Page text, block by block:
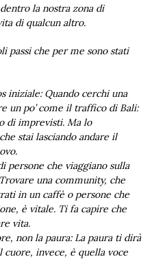
la nostra zona di
di qualcun altro.
passi che per me sono stati
iniziale: Quando cerchi una
un po’ come il traffico di Bali:
di imprevisti. Ma lo
stai lasciando andare il
persone che viaggiano sulla
una community, che
in un caffè o persone che
è vitale. Ti fa capire che
vita.
non la paura: La paura ti dirà
invece, è quella voce